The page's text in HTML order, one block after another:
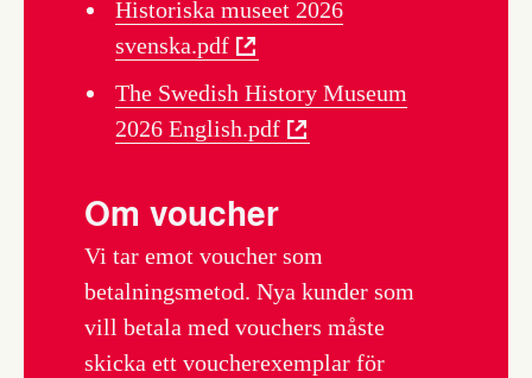
Historiska museet 2026
svenska.pdf
The Swedish History Museum
2026 English.pdf
Om voucher
Vi tar emot voucher som
betalningsmetod. Nya kunder som
vill betala med vouchers måste
skicka ett voucherexemplar för